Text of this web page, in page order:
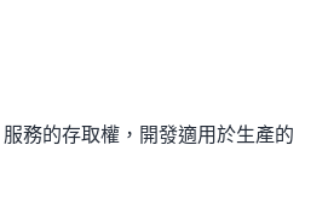
務的存取權，開發適用於生產的